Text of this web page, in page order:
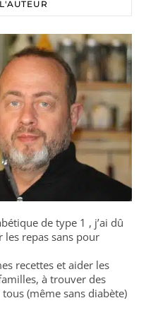
de type 1 , j’ai dû
repas sans pour
recettes et aider les
à trouver des
(même sans diabète)